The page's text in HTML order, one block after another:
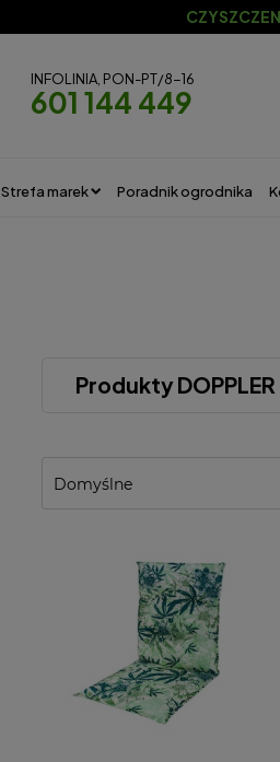
INFOLINIA, PON-PT/8-16
601 144 449
Strefa marek Poradnik ogrodnika
Produkty DOPPLER